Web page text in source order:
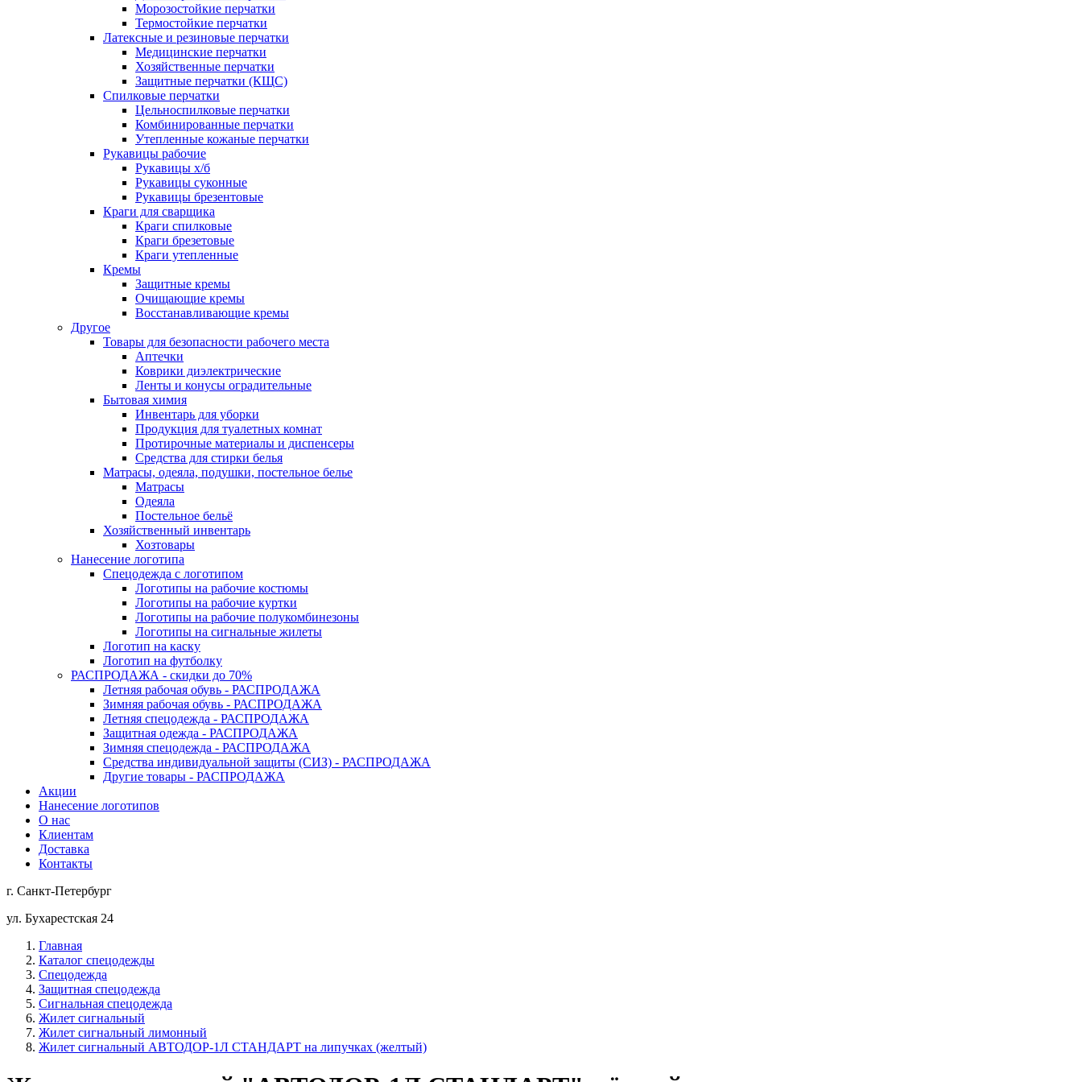
Морозостойкие перчатки
Термостойкие перчатки
Латексные и резиновые перчатки
Медицинские перчатки
Хозяйственные перчатки
Защитные перчатки (КЩС)
Спилковые перчатки
Цельноспилковые перчатки
Комбинированные перчатки
Утепленные кожаные перчатки
Рукавицы рабочие
Рукавицы х/б
Рукавицы суконные
Рукавицы брезентовые
Краги для сварщика
Краги спилковые
Краги брезетовые
Краги утепленные
Кремы
Защитные кремы
Очищающие кремы
Восстанавливающие кремы
Другое
Товары для безопасности рабочего места
Аптечки
Коврики диэлектрические
Ленты и конусы оградительные
Бытовая химия
Инвентарь для уборки
Продукция для туалетных комнат
Протирочные материалы и диспенсеры
Средства для стирки белья
Матрасы, одеяла, подушки, постельное белье
Матрасы
Одеяла
Постельное бельё
Хозяйственный инвентарь
Хозтовары
Нанесение логотипа
Спецодежда с логотипом
Логотипы на рабочие костюмы
Логотипы на рабочие куртки
Логотипы на рабочие полукомбинезоны
Логотипы на сигнальные жилеты
Логотип на каску
Логотип на футболку
РАСПРОДАЖА - скидки до 70%
Летняя рабочая обувь - РАСПРОДАЖА
Зимняя рабочая обувь - РАСПРОДАЖА
Летняя спецодежда - РАСПРОДАЖА
Защитная одежда - РАСПРОДАЖА
Зимняя спецодежда - РАСПРОДАЖА
Средства индивидуальной защиты (СИЗ) - РАСПРОДАЖА
Другие товары - РАСПРОДАЖА
Акции
Нанесение логотипов
О нас
Клиентам
Доставка
Контакты
г. Санкт-Петербург
ул. Бухарестская 24
Главная
Каталог спецодежды
Спецодежда
Защитная спецодежда
Сигнальная спецодежда
Жилет сигнальный
Жилет сигнальный лимонный
Жилет сигнальный АВТОДОР-1Л СТАНДАРТ на липучках (желтый)